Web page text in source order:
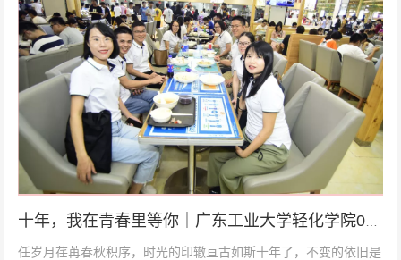
任岁月荏苒春秋积序，时光的印辙亘古如斯十年了，不变的依旧是